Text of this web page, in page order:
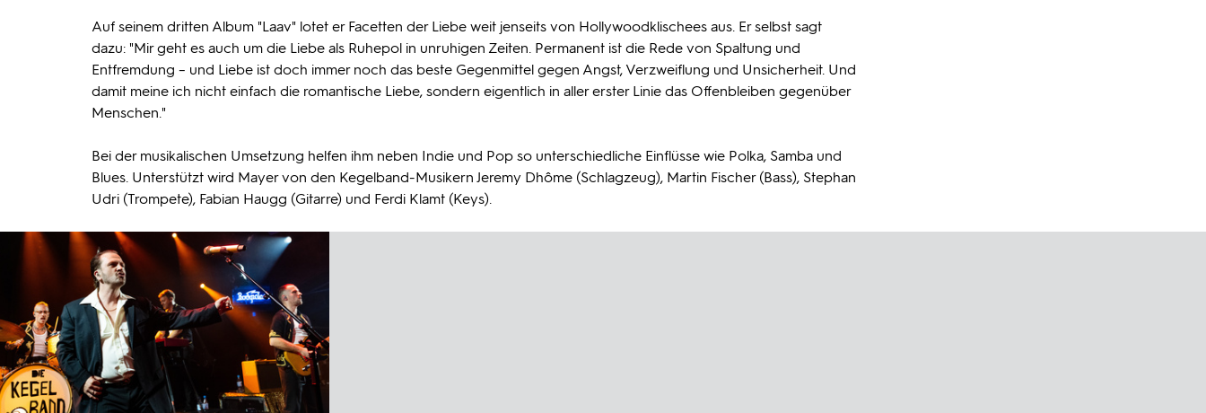
Auf seinem dritten Album "Laav" lotet er Facetten der Liebe weit jenseits von Hollywoodklischees aus. Er selbst sagt
dazu: "Mir geht es auch um die Liebe als Ruhepol in unruhigen Zeiten. Permanent ist die Rede von Spaltung und
Entfremdung – und Liebe ist doch immer noch das beste Gegenmittel gegen Angst, Verzweiflung und Unsicherheit. Und
damit meine ich nicht einfach die romantische Liebe, sondern eigentlich in aller erster Linie das Offenbleiben gegenüber
Menschen."
Bei der musikalischen Umsetzung helfen ihm neben Indie und Pop so unterschiedliche Einflüsse wie Polka, Samba und
Blues. Unterstützt wird Mayer von den Kegelband-Musikern Jeremy Dhôme (Schlagzeug), Martin Fischer (Bass), Stephan
Udri (Trompete), Fabian Haugg (Gitarre) und Ferdi Klamt (Keys).